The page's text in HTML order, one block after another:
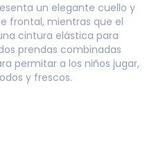
un elegante cuello y
frontal, mientras que el
cintura elástica para
prendas combinadas
permitar a los niños jugar,
y frescos.